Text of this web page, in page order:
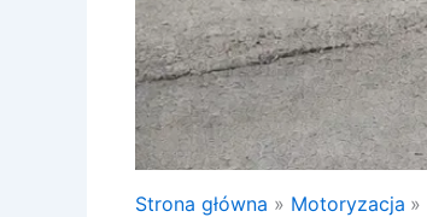
Strona główna Motoryzacja